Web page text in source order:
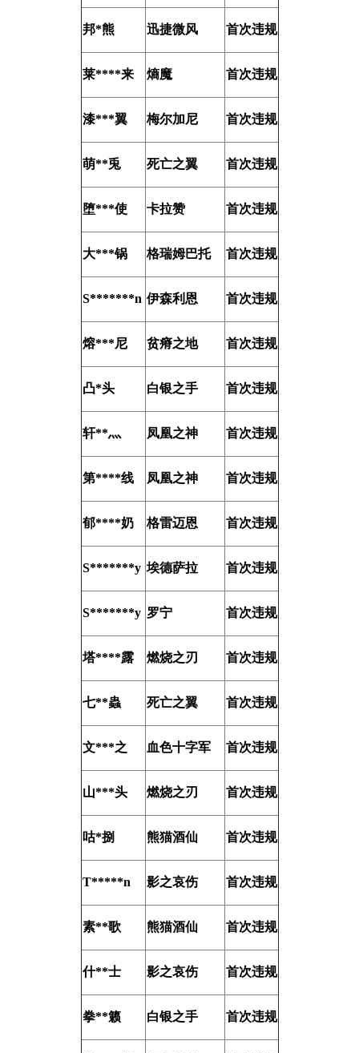
邦*熊 迅捷微风 首次违规
莱****来 熵魔 首次违规
漆***翼 梅尔加尼 首次违规
萌**兎 死亡之翼 首次违规
堕***使 卡拉赞 首次违规
大***锅 格瑞姆巴托 首次违规
S*******n 伊森利恩 首次违规
熔***尼 贫瘠之地 首次违规
凸*头 白银之手 首次违规
轩**灬 凤凰之神 首次违规
第****线 凤凰之神 首次违规
郁****奶 格雷迈恩 首次违规
S*******y 埃德萨拉 首次违规
S*******y 罗宁 首次违规
塔****露 燃烧之刃 首次违规
七**蟲 死亡之翼 首次违规
文***之 血色十字军 首次违规
山***头 燃烧之刃 首次违规
咕*捌 熊猫酒仙 首次违规
T*****n 影之哀伤 首次违规
素**歌 熊猫酒仙 首次违规
什**士 影之哀伤 首次违规
拳**籁 白银之手 首次违规